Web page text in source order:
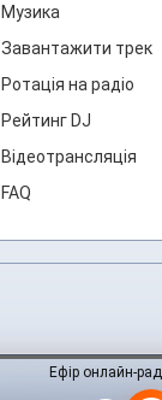
Музика
Завантажити трек
Ротація на радіо
Рейтинг DJ
Відеотрансляція
FAQ
Ефір онлайн-